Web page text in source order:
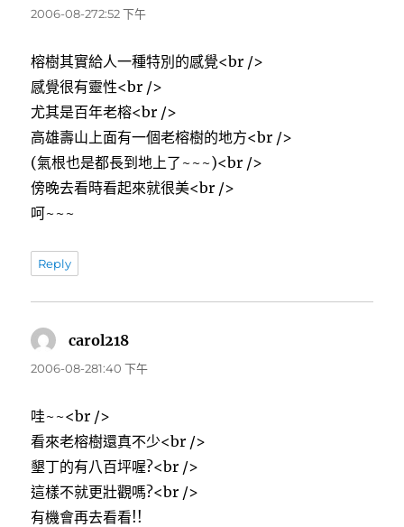
示:
2006-08-272:52 下午
榕樹其實給人一種特別的感覺<br />
感覺很有靈性<br />
尤其是百年老榕<br />
高雄壽山上面有一個老榕樹的地方<br />
(氣根也是都長到地上了~~~)<br />
傍晚去看時看起來就很美<br />
呵~~~
Reply
carol218
示:
2006-08-281:40 下午
哇~~<br />
看來老榕樹還真不少<br />
墾丁的有八百坪喔?<br />
這樣不就更壯觀嗎?<br />
有機會再去看看!!